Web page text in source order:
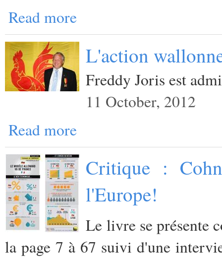
Read more
L'action
Freddy Joris est
11 October, 2012
Read more
Critique :
l'Europe!
Le livre se présente
la page 7 à 67 suivi d'une